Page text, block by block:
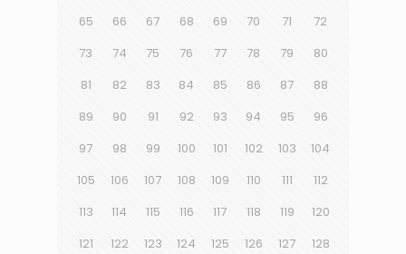
65
66 67 68 69 70 71
72
73
74 75 76 77 78 79
80
81
82 83 84 85 86 87
88
89
90 91 92 93 94 95
96
97
98 99 100 101 102 103
104
105
106 107 108 109 110 111
112
113
114 115 116 117 118 119
120
121
122 123 124 125 126 127
128